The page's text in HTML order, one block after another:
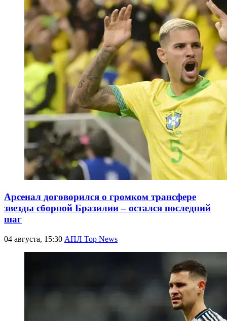
Арсенал договорился о громком трансфере
звезды сборной Бразилии – остался последний
шаг
04 августа, 15:30 АПЛ Top News